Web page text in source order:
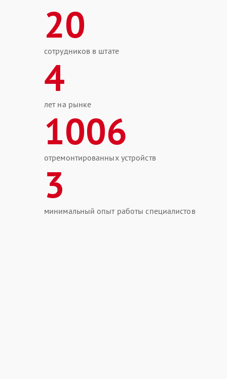
20
сотрудников в штате
4
лет на рынке
1006
отремонтированных устройств
3
минимальный опыт работы специалистов